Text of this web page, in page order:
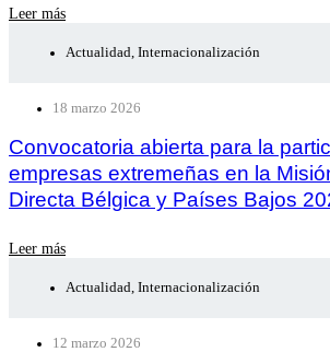
Leer más
Actualidad, Internacionalización
18 marzo 2026
Convocatoria abierta para la
empresas extremeñas en la
Directa Bélgica y Países Bajos
Leer más
Actualidad, Internacionalización
12 marzo 2026